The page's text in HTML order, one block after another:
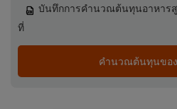
บันทึกการคำนวณต้นทุนอาหาร
ที่
คำนวณต้นทุนขอ